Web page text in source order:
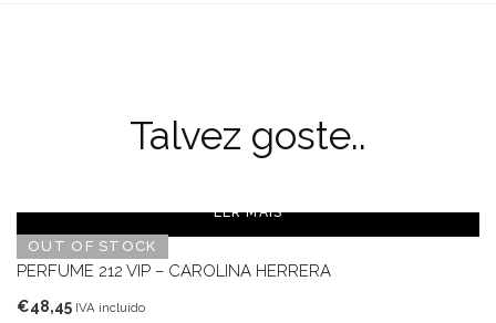
Talvez goste..
OUT OF STOCK
LER MAIS
PERFUME 212 VIP – CAROLINA HERRERA
€48,45 IVA incluído